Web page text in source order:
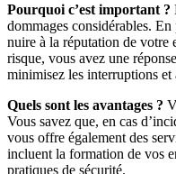
Pourquoi c’est important ?
dommages considérables.
nuire à la réputation de votre
risque, vous avez une
minimisez les interruptions
Quels sont les avantages ?
Vous savez que, en cas
vous offre également des
incluent la formation de vos
pratiques de sécurité.